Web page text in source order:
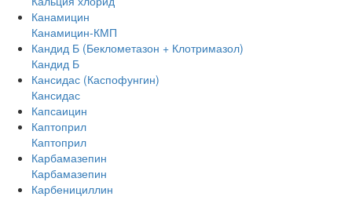
Канамицин
Канамицин-КМП
Кандид Б (Беклометазон + Клотримазол)
Кандид Б
Кансидас (Каспофунгин)
Кансидас
Капсаицин
Каптоприл
Каптоприл
Карбамазепин
Карбамазепин
Карбенициллин